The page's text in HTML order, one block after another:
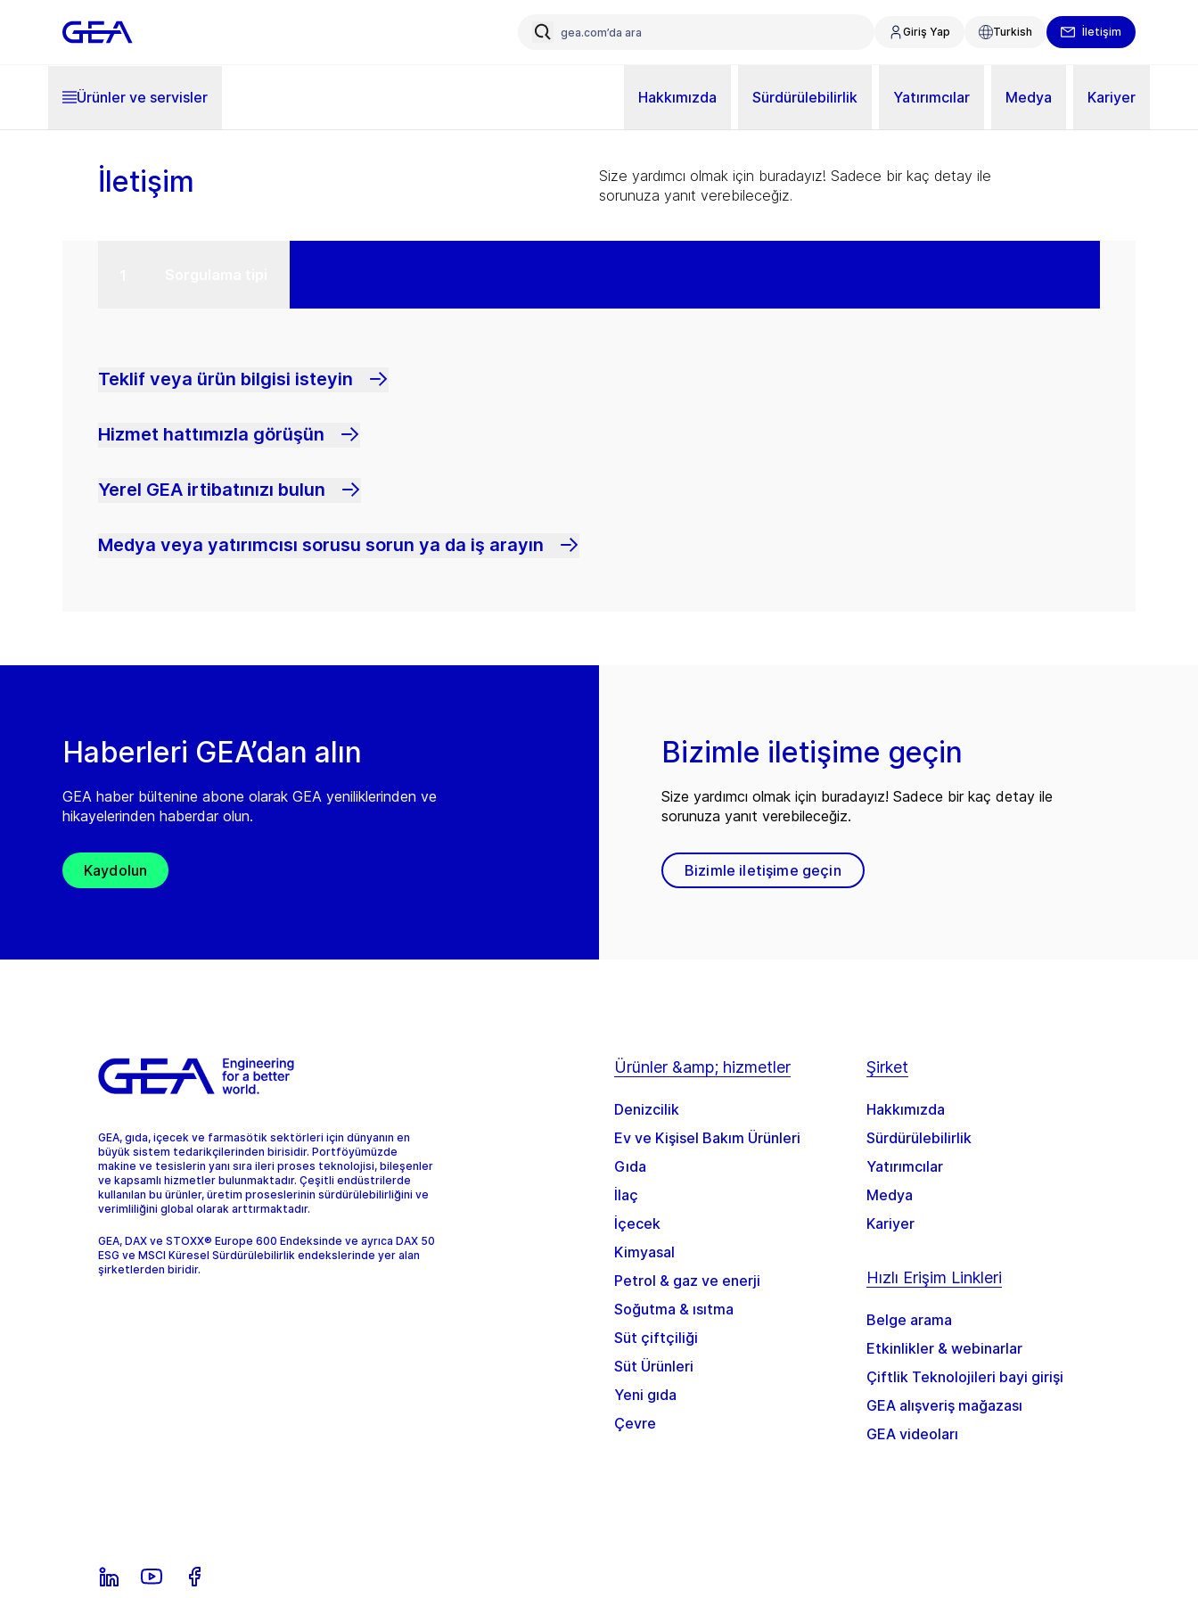
Giriş Yap Turkish İletişim
Ürünler ve servisler Hakkımızda Sürdürülebilirlik Yatırımcılar Medya Kariyer
İletişim
Size yardımcı olmak için buradayız! Sadece bir kaç detay ile
sorunuza yanıt verebileceğiz.
Teklif veya ürün bilgisi isteyin
Hizmet hattımızla görüşün
Yerel GEA irtibatınızı bulun
Medya veya yatırımcısı sorusu sorun ya da iş arayın
Haberleri GEA’dan alın
GEA haber bültenine abone olarak GEA yeniliklerinden ve
hikayelerinden haberdar olun.
Kaydolun
Bizimle iletişime geçin
Size yardımcı olmak için buradayız! Sadece bir kaç detay ile
sorunuza yanıt verebileceğiz.
Bizimle iletişime geçin
GEA, gıda, içecek ve farmasötik sektörleri için dünyanın en
büyük sistem tedarikçilerinden birisidir. Portföyümüzde
makine ve tesislerin yanı sıra ileri proses teknolojisi, bileşenler
ve kapsamlı hizmetler bulunmaktadır. Çeşitli endüstrilerde
kullanılan bu ürünler, üretim proseslerinin sürdürülebilirliğini ve
verimliliğini global olarak arttırmaktadır.
GEA, DAX ve STOXX® Europe 600 Endeksinde ve ayrıca DAX 50
ESG ve MSCI Küresel Sürdürülebilirlik endekslerinde yer alan
şirketlerden biridir.
Ürünler &amp; hizmetler
Denizcilik
Ev ve Kişisel Bakım Ürünleri
Gıda
İlaç
İçecek
Kimyasal
Petrol & gaz ve enerji
Soğutma & ısıtma
Süt çiftçiliği
Süt Ürünleri
Yeni gıda
Çevre
Şirket
Hakkımızda
Sürdürülebilirlik
Yatırımcılar
Medya
Kariyer
Hızlı Erişim Linkleri
Belge arama
Etkinlikler & webinarlar
Çiftlik Teknolojileri bayi girişi
GEA alışveriş mağazası
GEA videoları